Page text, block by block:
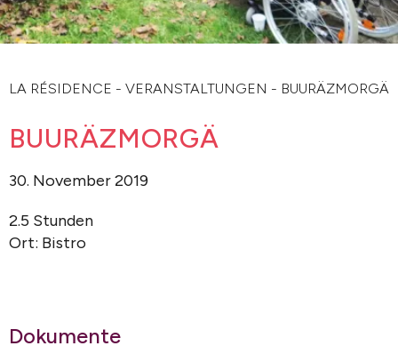
LA RÉSIDENCE - VERANSTALTUNGEN - BUURÄZMORGÄ
BUURÄZMORGÄ
30. November 2019
2.5 Stunden
Ort: Bistro
Dokumente